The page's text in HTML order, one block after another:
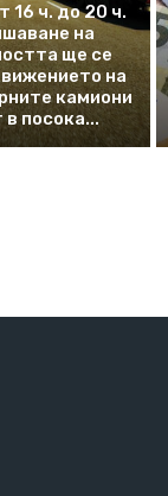
16 ч. до 20 ч.
на
ще се
на
камиони
в посока...